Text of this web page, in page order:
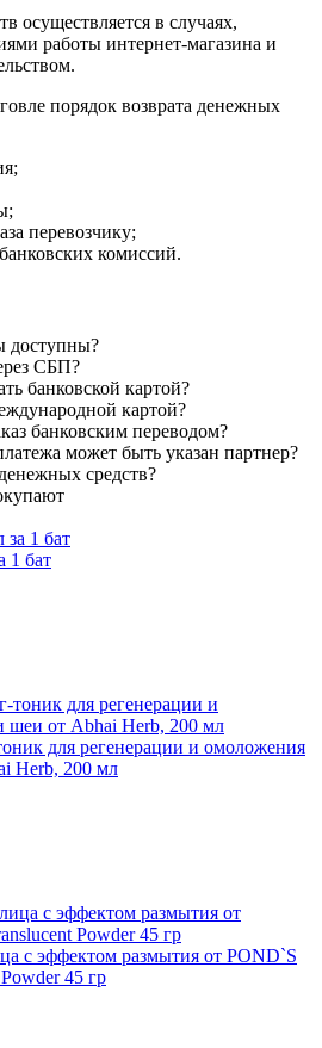
осуществляется в случаях,
работы интернет-магазина и
порядок возврата денежных
перевозчику;
комиссий.
доступны?
СБП?
банковской картой?
картой?
банковским переводом?
может быть указан партнер?
средств?
1 бат
для регенерации и омоложения
Herb, 200 мл
с эффектом размытия от POND`S
45 гр